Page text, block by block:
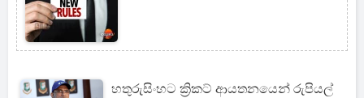
හතුරුසිංහට ක්‍රිකට් ආයතනයෙන් රුපියල්